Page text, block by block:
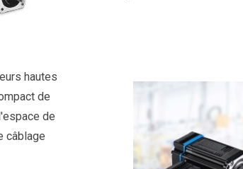
hautes
de
de
câblage